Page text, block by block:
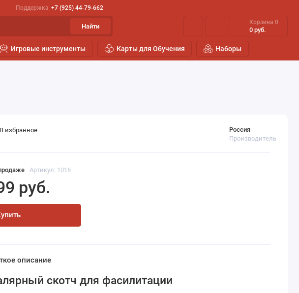
Поддержка +7 (925) 44-79-662
Найти
Корзина 0
0 руб.
Игровые инструменты Карты для Обучения Наборы
Артикул: 1016
Россия
Производитель
руб.
В избранное
описание
скотч для фасилитации